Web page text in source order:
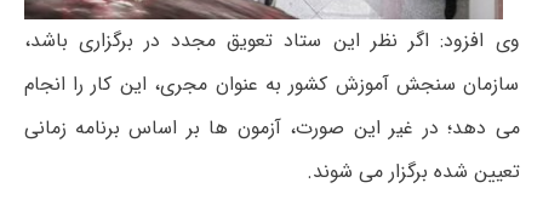
وی افزود: اگر نظر این ستاد تعویق مجدد در برگزاری باشد،
سازمان سنجش آموزش کشور به عنوان مجری، این کار را انجام
می دهد؛ در غیر این صورت، آزمون ها بر اساس برنامه زمانی
تعیین شده برگزار می شوند.